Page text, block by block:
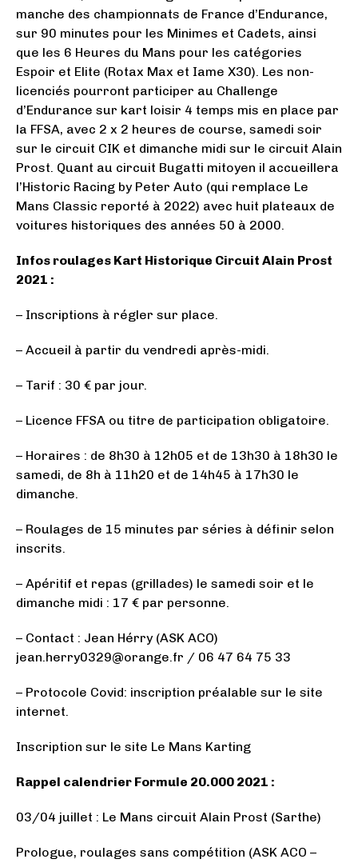
manche des championnats de France d’Endurance,
sur 90 minutes pour les Minimes et Cadets, ainsi
que les 6 Heures du Mans pour les catégories
Espoir et Elite (Rotax Max et Iame X30). Les non-
licenciés pourront participer au Challenge
d’Endurance sur kart loisir 4 temps mis en place par
la FFSA, avec 2 x 2 heures de course, samedi soir
sur le circuit CIK et dimanche midi sur le circuit Alain
Prost. Quant au circuit Bugatti mitoyen il accueillera
l’Historic Racing by Peter Auto (qui remplace Le
Mans Classic reporté à 2022) avec huit plateaux de
voitures historiques des années 50 à 2000.
Infos roulages Kart Historique Circuit Alain Prost
2021 :
– Inscriptions à régler sur place.
– Accueil à partir du vendredi après-midi.
– Tarif : 30 € par jour.
– Licence FFSA ou titre de participation obligatoire.
– Horaires : de 8h30 à 12h05 et de 13h30 à 18h30 le
samedi, de 8h à 11h20 et de 14h45 à 17h30 le
dimanche.
– Roulages de 15 minutes par séries à définir selon
inscrits.
– Apéritif et repas (grillades) le samedi soir et le
dimanche midi : 17 € par personne.
– Contact : Jean Hérry (ASK ACO)
jean.herry0329@orange.fr / 06 47 64 75 33
– Protocole Covid: inscription préalable sur le site
internet.
Inscription sur le site Le Mans Karting
Rappel calendrier Formule 20.000 2021 :
03/04 juillet : Le Mans circuit Alain Prost (Sarthe)
Prologue, roulages sans compétition (ASK ACO –